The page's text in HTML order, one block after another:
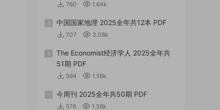
760 1.64k
8 中国国家地理 2025全年共12本 PDF
707 3.08k
9
The Economist经济学人 2025全年共
51期 PDF
594 1.56k
10 今周刊 2025全年共50期 PDF
576 1.36k